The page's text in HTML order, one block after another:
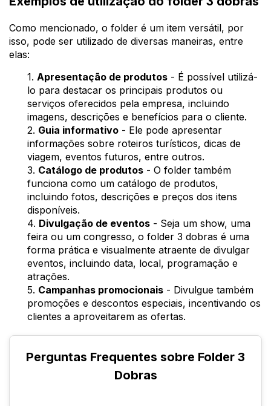
Como mencionado, o folder é um item versátil, por
isso, pode ser utilizado de diversas maneiras, entre
elas:
1. Apresentação de produtos - É possível utilizá-
lo para destacar os principais produtos ou
serviços oferecidos pela empresa, incluindo
imagens, descrições e benefícios para o cliente.
2. Guia informativo - Ele pode apresentar
informações sobre roteiros turísticos, dicas de
viagem, eventos futuros, entre outros.
3. Catálogo de produtos - O folder também
funciona como um catálogo de produtos,
incluindo fotos, descrições e preços dos itens
disponíveis.
4. Divulgação de eventos - Seja um show, uma
feira ou um congresso, o folder 3 dobras é uma
forma prática e visualmente atraente de divulgar
eventos, incluindo data, local, programação e
atrações.
5. Campanhas promocionais - Divulgue também
promoções e descontos especiais, incentivando os
clientes a aproveitarem as ofertas.
Perguntas Frequentes sobre Folder 3
Dobras